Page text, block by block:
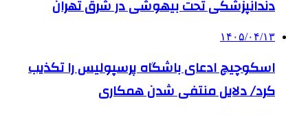
دندانپزشکی تحت بیهوشی در شرق تهران
۱۴۰۵/۰۴/۱۳
اسکوچیچ ادعای باشگاه پرسپولیس را تکذیب
کرد/ دلایل منتفی شدن همکاری